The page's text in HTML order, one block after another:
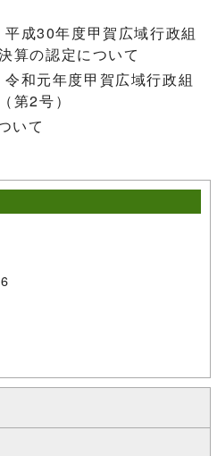
成30年度甲賀広域行政組
算の認定について
和元年度甲賀広域行政組
第2号）
いて